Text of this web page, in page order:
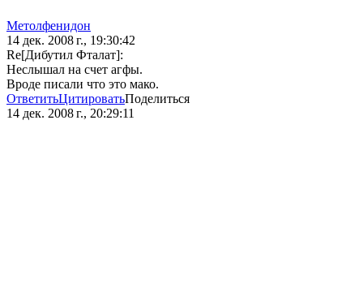
Метолфенидон
14 дек. 2008 г., 19:30:42
Re[Дибутил Фталат]:
Неслышал на счет агфы.
Вроде писали что это мако.
ОтветитьЦитироватьПоделиться
14 дек. 2008 г., 20:29:11